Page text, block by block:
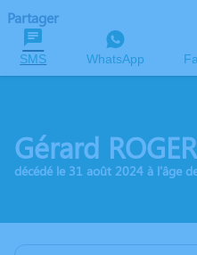
Partager
SMS WhatsApp
Gérard ROGER
décédé le 31 août 2024 à l'âge